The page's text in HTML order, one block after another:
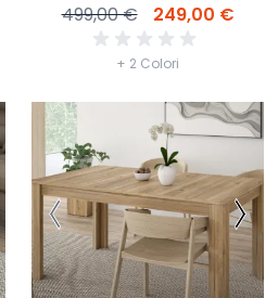
499,00 € 249,00 €
+ 2 Colori